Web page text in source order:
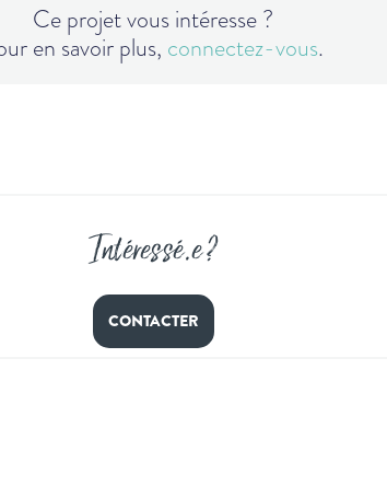
Ce projet vous intéresse ?
en savoir plus, connectez-vous.
Intéressé.e ?
CONTACTER